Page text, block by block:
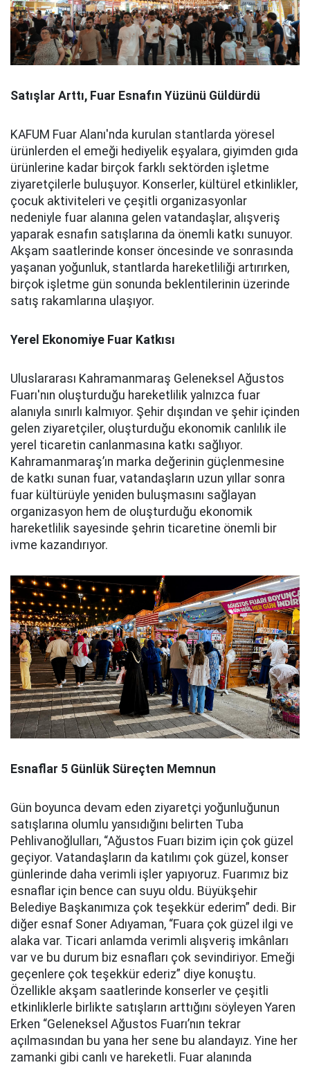
Satışlar Arttı, Fuar Esnafın Yüzünü Güldürdü
KAFUM Fuar Alanı'nda kurulan stantlarda yöresel
ürünlerden el emeği hediyelik eşyalara, giyimden gıda
ürünlerine kadar birçok farklı sektörden işletme
ziyaretçilerle buluşuyor. Konserler, kültürel etkinlikler,
çocuk aktiviteleri ve çeşitli organizasyonlar
nedeniyle fuar alanına gelen vatandaşlar, alışveriş
yaparak esnafın satışlarına da önemli katkı sunuyor.
Akşam saatlerinde konser öncesinde ve sonrasında
yaşanan yoğunluk, stantlarda hareketliliği artırırken,
birçok işletme gün sonunda beklentilerinin üzerinde
satış rakamlarına ulaşıyor.
Yerel Ekonomiye Fuar Katkısı
Uluslararası Kahramanmaraş Geleneksel Ağustos
Fuarı'nın oluşturduğu hareketlilik yalnızca fuar
alanıyla sınırlı kalmıyor. Şehir dışından ve şehir içinden
gelen ziyaretçiler, oluşturduğu ekonomik canlılık ile
yerel ticaretin canlanmasına katkı sağlıyor.
Kahramanmaraş’ın marka değerinin güçlenmesine
de katkı sunan fuar, vatandaşların uzun yıllar sonra
fuar kültürüyle yeniden buluşmasını sağlayan
organizasyon hem de oluşturduğu ekonomik
hareketlilik sayesinde şehrin ticaretine önemli bir
ivme kazandırıyor.
Esnaflar 5 Günlük Süreçten Memnun
Gün boyunca devam eden ziyaretçi yoğunluğunun
satışlarına olumlu yansıdığını belirten Tuba
Pehlivanoğlulları, “Ağustos Fuarı bizim için çok güzel
geçiyor. Vatandaşların da katılımı çok güzel, konser
günlerinde daha verimli işler yapıyoruz. Fuarımız biz
esnaflar için bence can suyu oldu. Büyükşehir
Belediye Başkanımıza çok teşekkür ederim” dedi. Bir
diğer esnaf Soner Adıyaman, “Fuara çok güzel ilgi ve
alaka var. Ticari anlamda verimli alışveriş imkânları
var ve bu durum biz esnafları çok sevindiriyor. Emeği
geçenlere çok teşekkür ederiz” diye konuştu.
Özellikle akşam saatlerinde konserler ve çeşitli
etkinliklerle birlikte satışların arttığını söyleyen Yaren
Erken “Geleneksel Ağustos Fuarı’nın tekrar
açılmasından bu yana her sene bu alandayız. Yine her
zamanki gibi canlı ve hareketli. Fuar alanında